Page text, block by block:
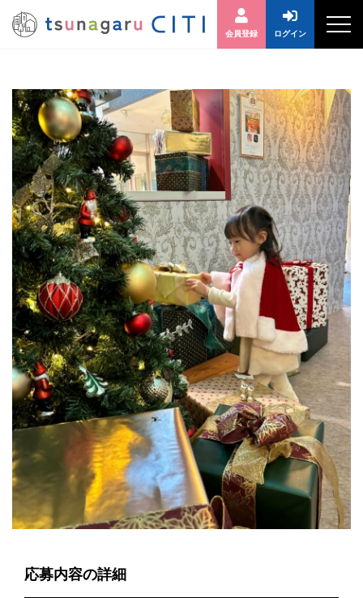
会員登録 ログイン
応募内容の詳細